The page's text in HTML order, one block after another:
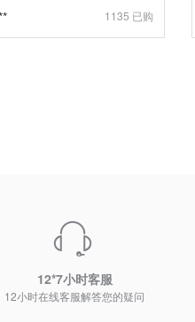
1135 已购
12*7小时客服
12小时在线客服解答您的疑问